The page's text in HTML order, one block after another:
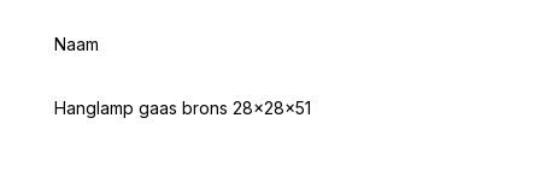
Naam
Hanglamp gaas brons 28x28x51